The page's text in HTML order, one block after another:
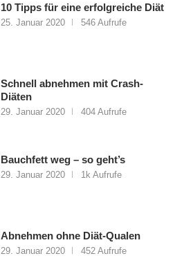
10 Tipps für eine erfolgreiche Diät
25. Januar 2020 546 Aufrufe
Schnell abnehmen mit Crash-
Diäten
29. Januar 2020 404 Aufrufe
Bauchfett weg – so geht’s
29. Januar 2020 1k Aufrufe
Abnehmen ohne Diät-Qualen
29. Januar 2020 452 Aufrufe